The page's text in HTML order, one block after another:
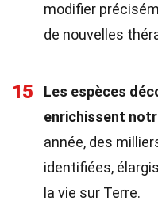
modifier
de nouvelles
15
Les espèces
enrichissent
année, des
identifiées,
la vie sur Terre.